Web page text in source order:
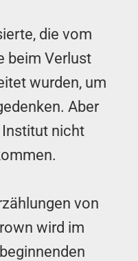
die vom
beim Verlust
wurden, um
Aber
Institut nicht
von
wird im